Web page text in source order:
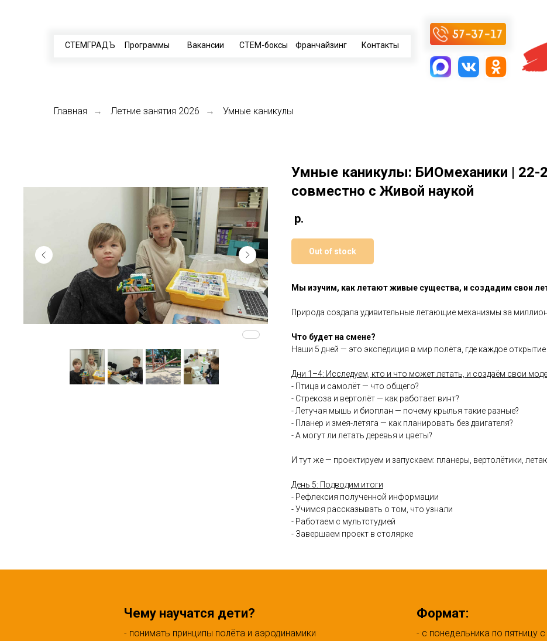
СТЕМ-боксы Контакты
Франчайзинг
Вакансии
Программы
СТЕМГРАДЪ
Главная → Летние занятия 2026 → Умные каникулы
Умные каникулы: БИОмеханики | 22-
совместно с Живой наукой
р.
Out of stock
Мы изучим, как летают живые существа, и создадим свои
Природа создала удивительные летающие механизмы за
Что будет на смене?
Наши 5 дней — это экспедиция в мир полёта, где каждое
Дни 1–4: Исследуем, кто и что может летать, и создаём свои
- Птица и самолёт — что общего?
- Стрекоза и вертолёт — как работает винт?
- Летучая мышь и биоплан — почему крылья такие разные?
- Планер и змея-летяга — как планировать без двигателя?
- А могут ли летать деревья и цветы?
И тут же — проектируем и запускаем: планеры, вертолётики,
День 5: Подводим итоги
- Рефлексия полученной информации
- Учимся рассказывать о том, что узнали
- Работаем с мультстудией
- Завершаем проект в столярке
Чему научатся дети?
- понимать принципы полёта и аэродинамики
Формат:
- с понедельника по пятницу